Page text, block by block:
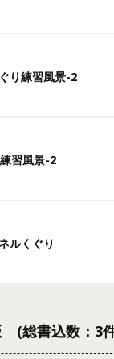
り練習風景-2
習風景-2
ルくぐり
(総書込数：3